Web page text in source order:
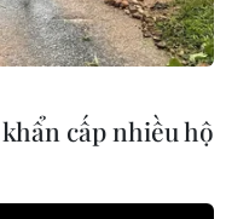
cấp nhiều hộ